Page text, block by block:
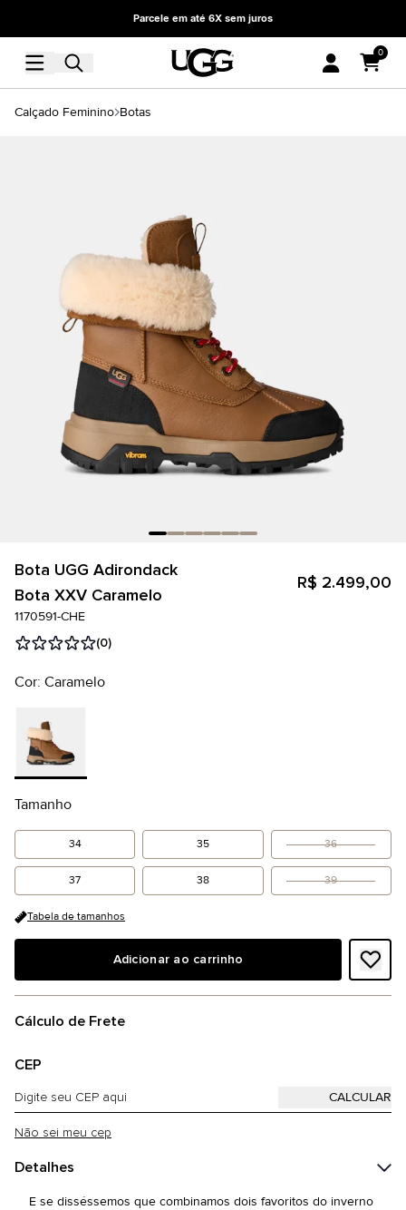
Parcele em até 6X sem juros
0
Calçado Feminino Botas
Bota UGG Adirondack
Bota XXV Caramelo
R$ 2.499,00
1170591-CHE
(0)
Cor: Caramelo
Tamanho
34 35 36
37 38 39
Tabela de tamanhos
Adicionar ao carrinho
Cálculo de Frete
CEP
Não sei meu cep
Detalhes
E se disséssemos que combinamos dois favoritos do inverno